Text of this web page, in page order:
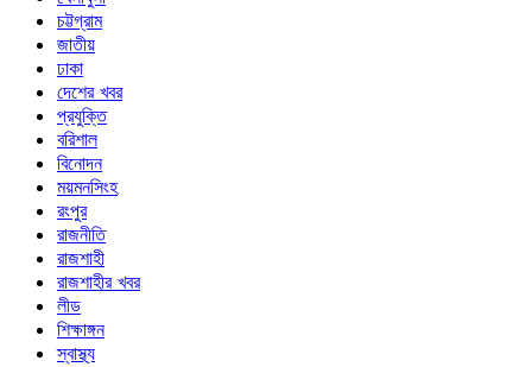
চট্টগ্রাম
জাতীয়
ঢাকা
দেশের খবর
প্রযুক্তি
বরিশাল
বিনোদন
ময়মনসিংহ
রংপুর
রাজনীতি
রাজশাহী
রাজশাহীর খবর
লীড
শিক্ষাঙ্গন
স্বাস্থ্য